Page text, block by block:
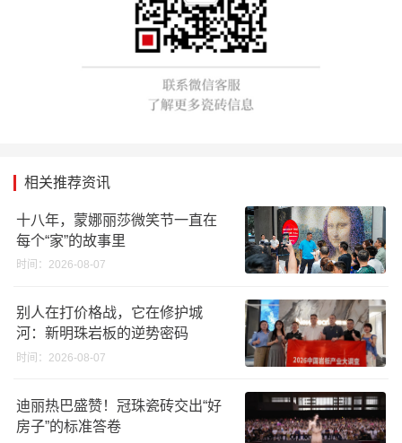
相关推荐资讯
十八年，蒙娜丽莎微笑节一直在
每个“家”的故事里
时间：2026-08-07
别人在打价格战，它在修护城
河：新明珠岩板的逆势密码
时间：2026-08-07
迪丽热巴盛赞！冠珠瓷砖交出“好
房子”的标准答卷